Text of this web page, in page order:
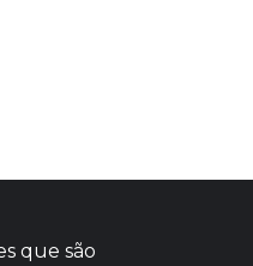
que são